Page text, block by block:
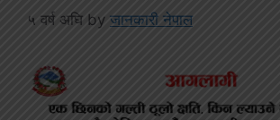
५ वर्ष अघि by जानकारी नेपाल